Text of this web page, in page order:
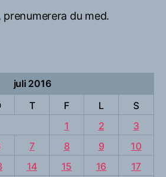
prenumerera du med.
juli 2016
T F L
S
1
2
3
7 8 9
10
14 15 16
17